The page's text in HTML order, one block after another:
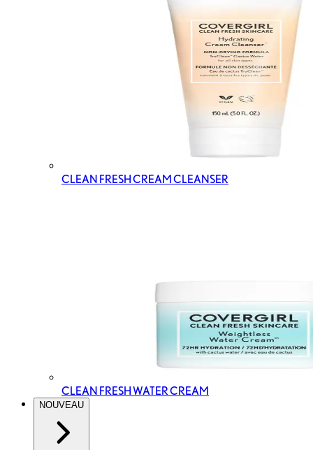
CLEAN FRESH CREAM CLEANSER
CLEAN FRESH WATER CREAM
NOUVEAU